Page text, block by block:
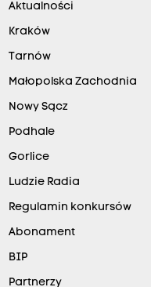
Aktualności
Kraków
Tarnów
Małopolska Zachodnia
Nowy Sącz
Podhale
Gorlice
Ludzie Radia
Regulamin konkursów
Abonament
BIP
Partnerzy